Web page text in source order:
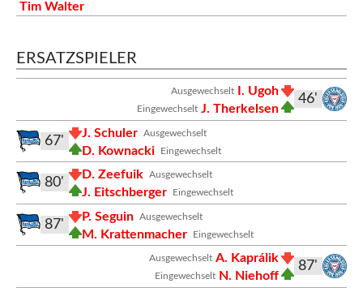
Tim Walter
ERSATZSPIELER
46'
Ausgewechselt I. Ugoh
Eingewechselt J. Therkelsen
Ausgewechselt
J. Schuler
Eingewechselt
D. Kownacki
67'
Ausgewechselt
D. Zeefuik
Eingewechselt
J. Eitschberger
80'
Ausgewechselt
P. Seguin
Eingewechselt
M. Krattenmacher
87'
87'
Ausgewechselt A. Kaprálik
Eingewechselt N. Niehoff